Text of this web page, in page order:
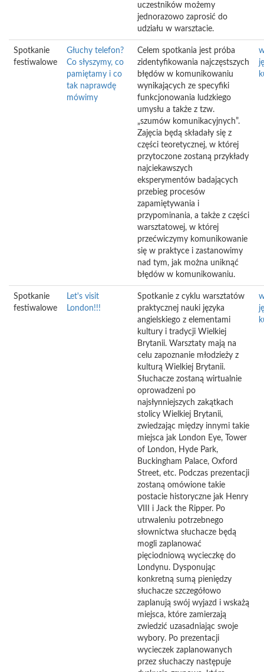
uczestników możemy
jednorazowo zaprosić do
udziału w warsztacie.
Spotkanie
festiwalowe
Głuchy telefon?
Co słyszymy, co
pamiętamy i co
tak naprawdę
mówimy
Celem spotkania jest próba
zidentyfikowania najczęstszych
błędów w komunikowaniu
wynikających ze specyfiki
funkcjonowania ludzkiego
umysłu a także z tzw.
„szumów komunikacyjnych”.
Zajęcia będą składały się z
części teoretycznej, w której
przytoczone zostaną przykłady
najciekawszych
eksperymentów badających
przebieg procesów
zapamiętywania i
przypominania, a także z części
warsztatowej, w której
przećwiczymy komunikowanie
się w praktyce i zastanowimy
nad tym, jak można uniknąć
błędów w komunikowaniu.
Spotkanie
festiwalowe
Let's visit
London!!!
Spotkanie z cyklu warsztatów
praktycznej nauki języka
angielskiego z elementami
kultury i tradycji Wielkiej
Brytanii. Warsztaty mają na
celu zapoznanie młodzieży z
kulturą Wielkiej Brytanii.
Słuchacze zostaną wirtualnie
oprowadzeni po
najsłynniejszych zakątkach
stolicy Wielkiej Brytanii,
zwiedzając między innymi takie
miejsca jak London Eye, Tower
of London, Hyde Park,
Buckingham Palace, Oxford
Street, etc. Podczas prezentacji
zostaną omówione takie
postacie historyczne jak Henry
VIII i Jack the Ripper. Po
utrwaleniu potrzebnego
słownictwa słuchacze będą
mogli zaplanować
pięciodniową wycieczkę do
Londynu. Dysponując
konkretną sumą pieniędzy
słuchacze szczegółowo
zaplanują swój wyjazd i wskażą
miejsca, które zamierzają
zwiedzić uzasadniając swoje
wybory. Po prezentacji
wycieczek zaplanowanych
przez słuchaczy następuje